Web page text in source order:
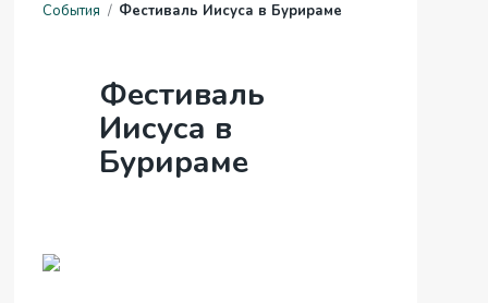
ПАРТНЁРСТВО
События / Фестиваль Иисуса в Бурираме
Фестиваль
Иисуса в
Бурираме